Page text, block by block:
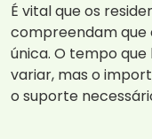
É vital que os
compreendam que
única. O tempo
variar, mas o
o suporte